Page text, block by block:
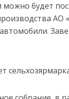
будет
АО